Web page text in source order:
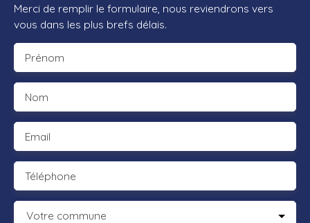
Merci de remplir le formulaire, nous reviendrons vers
vous dans les plus brefs délais.
Prénom
Nom
Email
Téléphone
Votre commune